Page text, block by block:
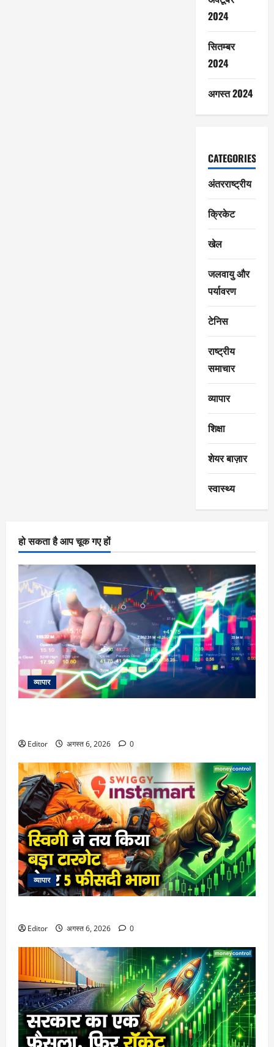
2024
सितम्बर
2024
अगस्त 2024
CATEGORIES
अंतरराष्ट्रीय
क्रिकेट
खेल
जलवायु और
पर्यावरण
टेनिस
राष्ट्रीय
समाचार
व्यापार
शिक्षा
शेयर बाज़ार
स्वास्थ्य
हो सकता है आप चूक गए हों
व्यापार
Editor अगस्त 6, 2026 0
व्यापार
Editor अगस्त 6, 2026 0